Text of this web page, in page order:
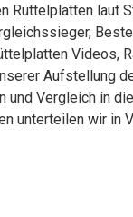
Rüttelplatten laut
Videos,
Aufstellung
und Vergleich in
unterteilen wir in